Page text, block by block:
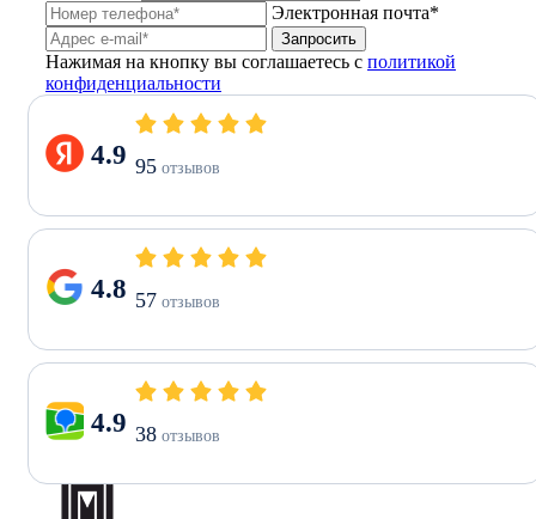
Электронная почта*
Запросить
Нажимая на кнопку вы соглашаетесь с политикой
конфиденциальности
4.9 95 отзывов
4.8 57 отзывов
4.9 38 отзывов